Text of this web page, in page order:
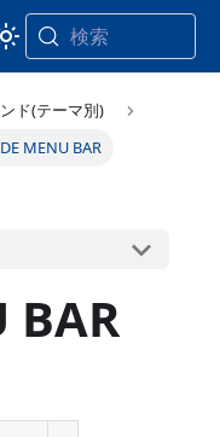
検索
ド(テーマ別)
MENU BAR
BAR